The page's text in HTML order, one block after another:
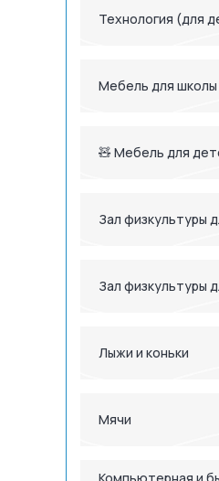
Технология (для
Мебель для школы
🧸 Мебель для
Зал физкультуры
Зал физкультуры
Лыжи и коньки
Мячи